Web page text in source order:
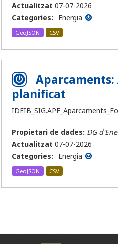
Actualitzat 07-07-2026
Categories:
Energia
GeoJSON CSV
planificat
Propietari de dades: DG
Actualitzat 07-07-2026
Categories:
Energia
GeoJSON CSV